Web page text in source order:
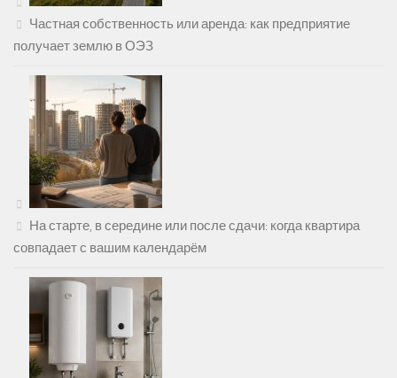
Частная собственность или аренда: как предприятие
получает землю в ОЭЗ
На старте, в середине или после сдачи: когда квартира
совпадает с вашим календарём